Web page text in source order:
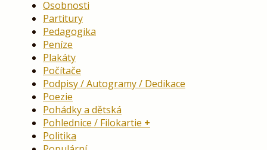
Osobnosti
Partitury
Pedagogika
Peníze
Plakáty
Počítače
Podpisy / Autogramy / Dedikace
Poezie
Pohádky a dětská
Pohlednice / Filokartie
Politika